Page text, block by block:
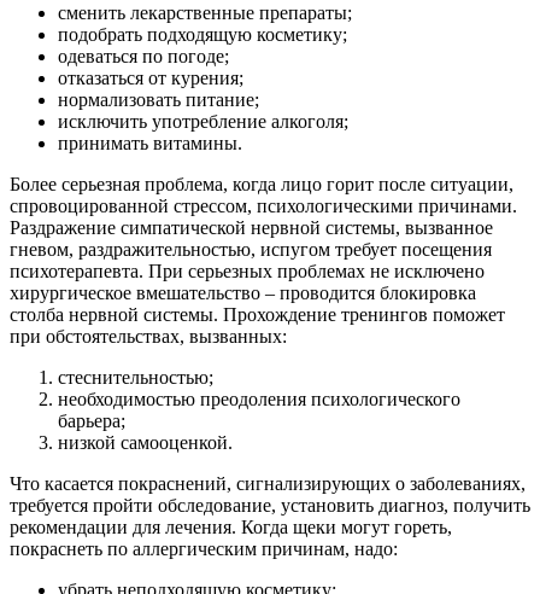
сменить лекарственные препараты;
подобрать подходящую косметику;
одеваться по погоде;
отказаться от курения;
нормализовать питание;
исключить употребление алкоголя;
принимать витамины.
Более серьезная проблема, когда лицо горит после ситуации,
спровоцированной стрессом, психологическими причинами.
Раздражение симпатической нервной системы, вызванное
гневом, раздражительностью, испугом требует посещения
психотерапевта. При серьезных проблемах не исключено
хирургическое вмешательство – проводится блокировка
столба нервной системы. Прохождение тренингов поможет
при обстоятельствах, вызванных:
стеснительностью;
необходимостью преодоления психологического
барьера;
низкой самооценкой.
Что касается покраснений, сигнализирующих о заболеваниях,
требуется пройти обследование, установить диагноз, получить
рекомендации для лечения. Когда щеки могут гореть,
покраснеть по аллергическим причинам, надо:
убрать неподходящую косметику;